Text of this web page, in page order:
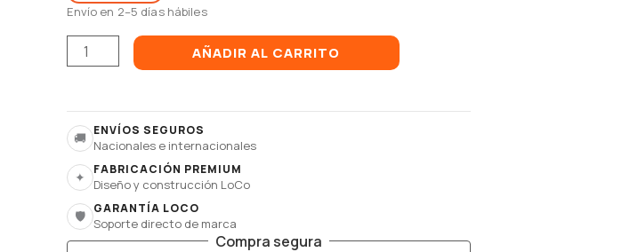
Envío en 2–5 días hábiles
AÑADIR AL CARRITO
🚚 ENVÍOS SEGUROS
Nacionales e internacionales
✦ FABRICACIÓN PREMIUM
Diseño y construcción LoCo
🛡 GARANTÍA LOCO
Soporte directo de marca
Compra segura